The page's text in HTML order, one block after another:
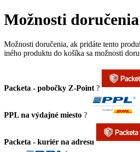
Možnosti doručenia
Možnosti doručenia, ak pridáte tento
iného produktu do košíka sa možnosti
Packeta - pobočky Z-Point ?
PPL na výdajné miesto ?
Packeta - kuriér na adresu